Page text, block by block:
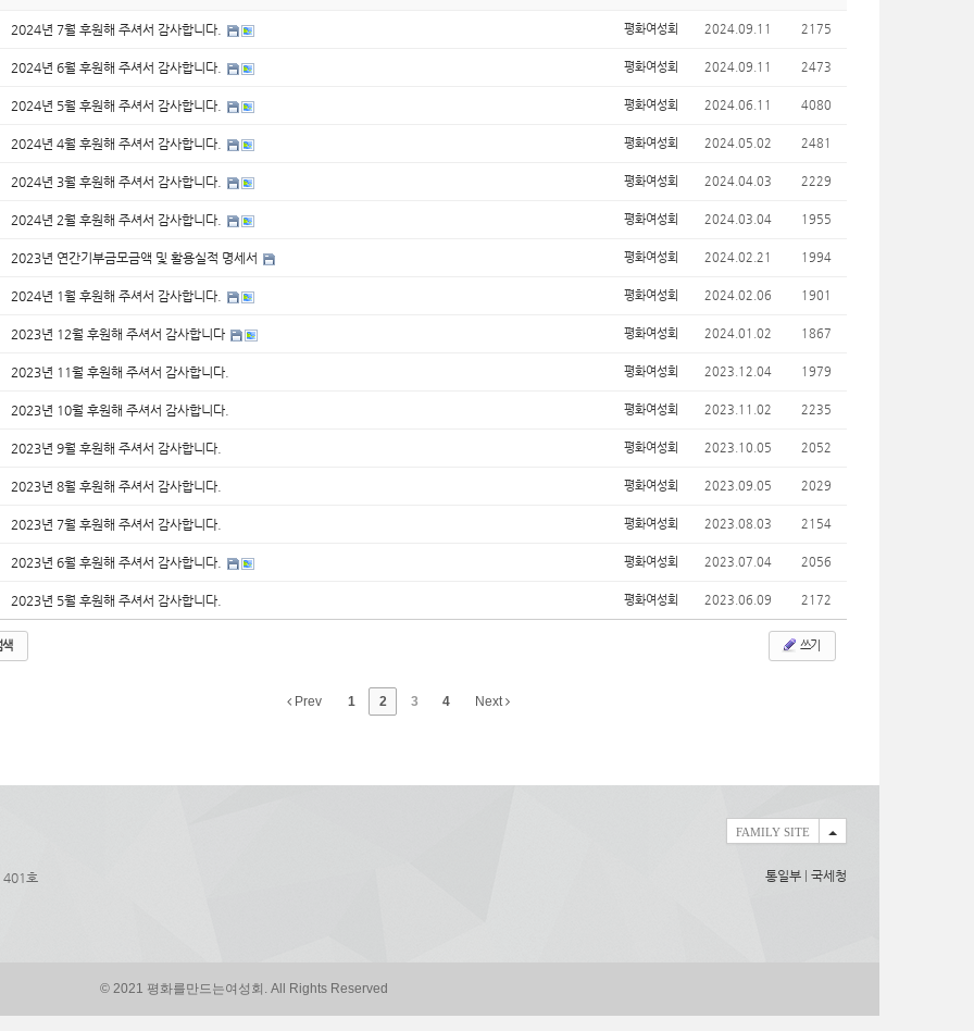
2024년 7월 후원해 주셔서 감사합니다. 평화여성회 2024.09.11 2175
2024년 6월 후원해 주셔서 감사합니다. 평화여성회 2024.09.11 2473
2024년 5월 후원해 주셔서 감사합니다. 평화여성회 2024.06.11 4080
2024년 4월 후원해 주셔서 감사합니다. 평화여성회 2024.05.02 2481
2024년 3월 후원해 주셔서 감사합니다. 평화여성회 2024.04.03 2229
2024년 2월 후원해 주셔서 감사합니다. 평화여성회 2024.03.04 1955
2023년 연간기부금모금액 및 활용실적 명세서 평화여성회 2024.02.21 1994
2024년 1월 후원해 주셔서 감사합니다. 평화여성회 2024.02.06 1901
2023년 12월 후원해 주셔서 감사합니다 평화여성회 2024.01.02 1867
2023년 11월 후원해 주셔서 감사합니다. 평화여성회 2023.12.04 1979
2023년 10월 후원해 주셔서 감사합니다. 평화여성회 2023.11.02 2235
2023년 9월 후원해 주셔서 감사합니다. 평화여성회 2023.10.05 2052
2023년 8월 후원해 주셔서 감사합니다. 평화여성회 2023.09.05 2029
2023년 7월 후원해 주셔서 감사합니다. 평화여성회 2023.08.03 2154
2023년 6월 후원해 주셔서 감사합니다. 평화여성회 2023.07.04 2056
2023년 5월 후원해 주셔서 감사합니다. 평화여성회 2023.06.09 2172
색 쓰기
Prev 1 2 3 4 Next
401호
FAMILY SITE
통일부 국세청
© 2021 평화를만드는여성회. All Rights Reserved